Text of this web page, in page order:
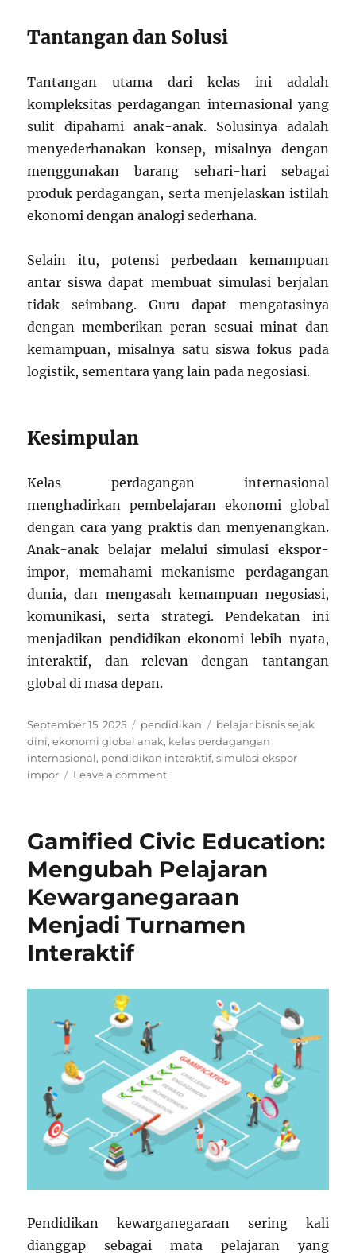
Tantangan dan Solusi
Tantangan utama dari kelas ini adalah
kompleksitas perdagangan internasional yang
sulit dipahami anak-anak. Solusinya adalah
menyederhanakan konsep, misalnya dengan
menggunakan barang sehari-hari sebagai
produk perdagangan, serta menjelaskan istilah
ekonomi dengan analogi sederhana.
Selain itu, potensi perbedaan kemampuan
antar siswa dapat membuat simulasi berjalan
tidak seimbang. Guru dapat mengatasinya
dengan memberikan peran sesuai minat dan
kemampuan, misalnya satu siswa fokus pada
logistik, sementara yang lain pada negosiasi.
Kesimpulan
Kelas perdagangan internasional
menghadirkan pembelajaran ekonomi global
dengan cara yang praktis dan menyenangkan.
Anak-anak belajar melalui simulasi ekspor-
impor, memahami mekanisme perdagangan
dunia, dan mengasah kemampuan negosiasi,
komunikasi, serta strategi. Pendekatan ini
menjadikan pendidikan ekonomi lebih nyata,
interaktif, dan relevan dengan tantangan
global di masa depan.
Posted
on
September 15, 2025 Categories
pendidikan Tags
belajar bisnis sejak
dini,ekonomi global anak, kelas perdagangan
internasional, pendidikan interaktif,simulasi ekspor
impor
Leave a commenton
Anak
Mensimulasikan
Ekspor-
Impor
Gamified Civic Education:
Mengubah Pelajaran
Kewarganegaraan
Menjadi Turnamen
Interaktif
Pendidikan kewarganegaraan sering kali
dianggap sebagai mata pelajaran yang